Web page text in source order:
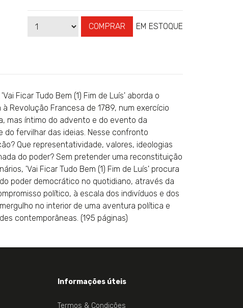
Qtd COMPRAR
Disponibilidade: EM ESTOQUE
Ficar Tudo Bem (1) Fim de Luís' aborda o
Revolução Francesa de 1789, num exercício
mas íntimo do advento e do evento da
do fervilhar das ideias. Nesse confronto
Que representatividade, valores, ideologias
do poder? Sem pretender uma reconstituição
'Vai Ficar Tudo Bem (1) Fim de Luís' procura
poder democrático no quotidiano, através da
político, à escala dos indivíduos e dos
no interior de uma aventura política e
contemporâneas. (195 páginas)
Informações úteis
Termos & Condições